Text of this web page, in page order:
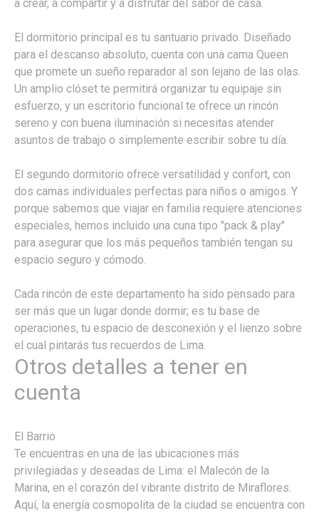
a crear, a compartir y a disfrutar del sabor de casa.
El dormitorio principal es tu santuario privado. Diseñado
para el descanso absoluto, cuenta con una cama Queen
que promete un sueño reparador al son lejano de las olas.
Un amplio clóset te permitirá organizar tu equipaje sin
esfuerzo, y un escritorio funcional te ofrece un rincón
sereno y con buena iluminación si necesitas atender
asuntos de trabajo o simplemente escribir sobre tu día.
El segundo dormitorio ofrece versatilidad y confort, con
dos camas individuales perfectas para niños o amigos. Y
porque sabemos que viajar en familia requiere atenciones
especiales, hemos incluido una cuna tipo "pack & play"
para asegurar que los más pequeños también tengan su
espacio seguro y cómodo.
Cada rincón de este departamento ha sido pensado para
ser más que un lugar donde dormir; es tu base de
operaciones, tu espacio de desconexión y el lienzo sobre
el cual pintarás tus recuerdos de Lima.
Otros detalles a tener en
cuenta
El Barrio
Te encuentras en una de las ubicaciones más
privilegiadas y deseadas de Lima: el Malecón de la
Marina, en el corazón del vibrante distrito de Miraflores.
Aquí, la energía cosmopolita de la ciudad se encuentra con